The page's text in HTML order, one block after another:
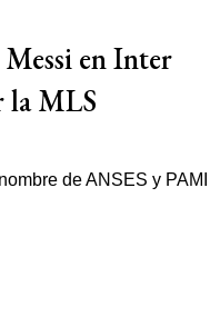
en Inter
la MLS